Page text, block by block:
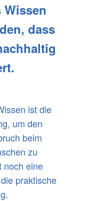
dass
ist die
um den
beim
zu
noch eine
praktische